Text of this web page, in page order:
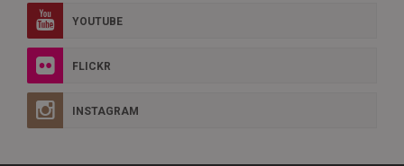
YOUTUBE
FLICKR
INSTAGRAM